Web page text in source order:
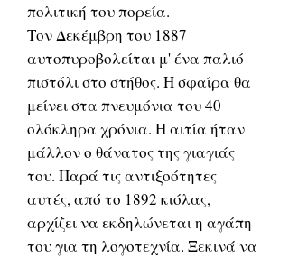
πολιτική του πορεία.
Τον Δεκέμβρη του 1887
αυτοπυροβολείται μ' ένα παλιό
πιστόλι στο στήθος. Η σφαίρα θα
μείνει στα πνευμόνια του 40
ολόκληρα χρόνια. Η αιτία ήταν
μάλλον ο θάνατος της γιαγιάς
του. Παρά τις αντιξοότητες
αυτές, από το 1892 κιόλας,
αρχίζει να εκδηλώνεται η αγάπη
του για τη λογοτεχνία. Ξεκινά να